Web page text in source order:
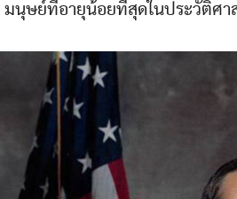
มนุษย์ที่อายุน้อยที่สุดในประวัติศา